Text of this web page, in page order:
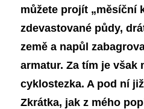
můžete projít „měsíční
zdevastované půdy,
země a napůl
armatur. Za tím je však
cyklostezka. A pod ní
Zkrátka, jak z mého